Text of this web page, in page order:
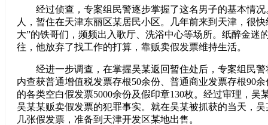
经过侦查，专案组民警逐步掌握了这名男子的基本情况
人，暂住在天津东丽区某居民小区。几年前来到天津，很
大”的铁哥们，频频出入歌厅、洗浴中心等场所。纸醉金迷
往，他放弃了找工作的打算，靠贩卖假发票维持生活。
经进一步调查，在掌握吴某返回暂住处后，专案组民警
内查获普通增值税发票存根50余份、普通商业发票存根90
的各类空白假发票5000余份及假印章130枚。经过审理，吴
吴某某贩卖假发票的犯罪事实。就在吴某被抓获的当天，
几张假发票，准备到天津开发区某地出售。